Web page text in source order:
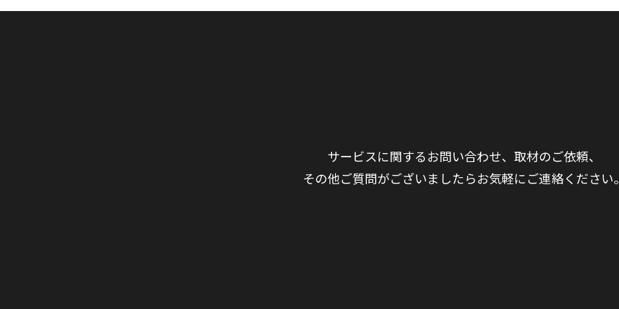
サービスに関するお問い合わせ、取材のご依頼、
その他ご質問がございましたらお気軽にご連絡ください